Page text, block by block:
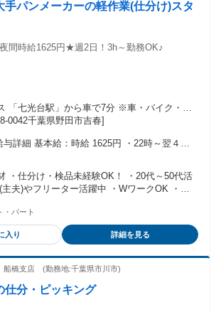
すめです
手パンメーカーの軽作業(仕分け)スタ
夜間時給1625円★週2日！3h～勤務OK♪
「七光台駅」から車で7分 ※車・バイク・自
0042千葉県野田市吉春]
基本給：時給 1625円 ・22時～翌４時
～1:00 24:00～4:00 等、希望の時間でOKで
22:00の日勤帯でも募集中なのでお問い合わせ
研修中の給与変更なし(同時給) ・扶養内勤務
給（規定あり）
・仕分け・検品未経験OK！ ・20代～50代活
夫)やフリーター活躍中 ・WワークOK ・ブ
ペースに働きたい ・コツコツやる作業が割と
間や曜日で働きたい ・明るい職場で働きたい
二営業所(野田市岡田618-3)にて、勤務できる
募いただいた方の再応募は、 ご経歴の変
由：あり（例外事由2号・18歳以上(労働基準
・パート
入り 詳細を見る
橋支店 (勤務地:千葉県市川市)
仕分・ピッキング